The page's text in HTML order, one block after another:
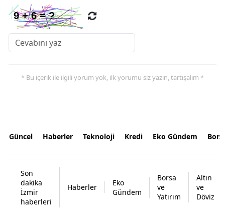
* Bu içerik ile ilgili yorum yok, ilk yorumu siz yazın, tartışalım *
Güncel Haberler Teknoloji Kredi Eko Gündem
Son
dakika
İzmir
haberleri
Haberler
Eko
Gündem
Borsa
ve
Yatırım
Altın
ve
Döviz